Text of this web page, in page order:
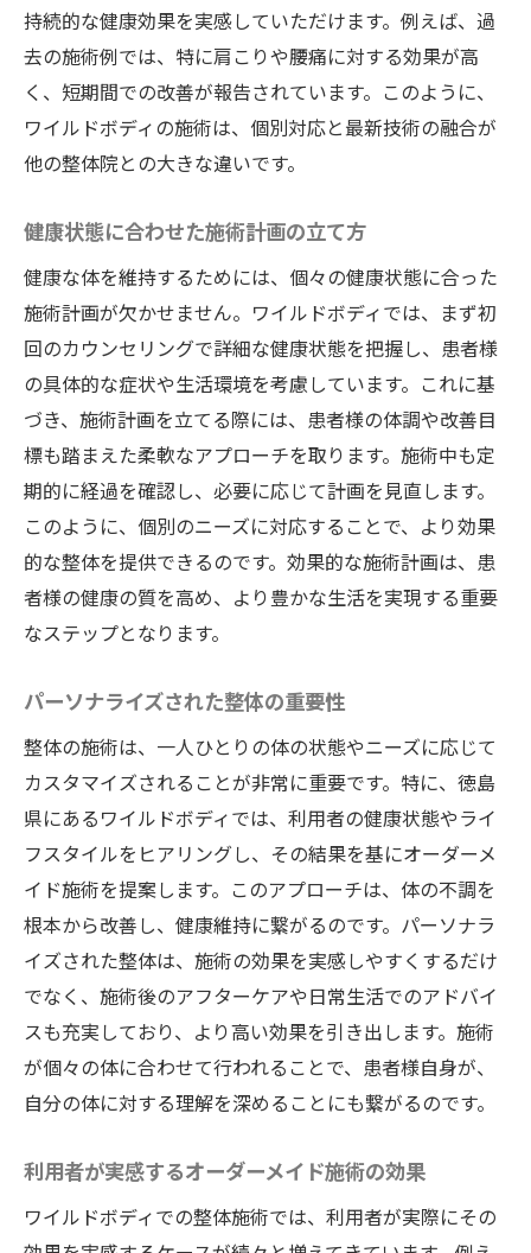
持続的な健康効果を実感していただけます。例えば、過
去の施術例では、特に肩こりや腰痛に対する効果が高
く、短期間での改善が報告されています。このように、
ワイルドボディの施術は、個別対応と最新技術の融合が
他の整体院との大きな違いです。
健康状態に合わせた施術計画の立て方
健康な体を維持するためには、個々の健康状態に合った
施術計画が欠かせません。ワイルドボディでは、まず初
回のカウンセリングで詳細な健康状態を把握し、患者様
の具体的な症状や生活環境を考慮しています。これに基
づき、施術計画を立てる際には、患者様の体調や改善目
標も踏まえた柔軟なアプローチを取ります。施術中も定
期的に経過を確認し、必要に応じて計画を見直します。
このように、個別のニーズに対応することで、より効果
的な整体を提供できるのです。効果的な施術計画は、患
者様の健康の質を高め、より豊かな生活を実現する重要
なステップとなります。
パーソナライズされた整体の重要性
整体の施術は、一人ひとりの体の状態やニーズに応じて
カスタマイズされることが非常に重要です。特に、徳島
県にあるワイルドボディでは、利用者の健康状態やライ
フスタイルをヒアリングし、その結果を基にオーダーメ
イド施術を提案します。このアプローチは、体の不調を
根本から改善し、健康維持に繋がるのです。パーソナラ
イズされた整体は、施術の効果を実感しやすくするだけ
でなく、施術後のアフターケアや日常生活でのアドバイ
スも充実しており、より高い効果を引き出します。施術
が個々の体に合わせて行われることで、患者様自身が、
自分の体に対する理解を深めることにも繋がるのです。
利用者が実感するオーダーメイド施術の効果
ワイルドボディでの整体施術では、利用者が実際にその